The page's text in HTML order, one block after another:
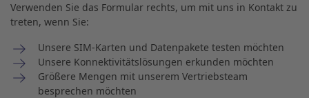
Verwenden Sie das Formular rechts, um mit uns in Kontakt zu
treten, wenn Sie:
Unsere SIM-Karten und Datenpakete testen möchten
Unsere Konnektivitätslösungen erkunden möchten
Größere Mengen mit unserem Vertriebsteam
besprechen möchten